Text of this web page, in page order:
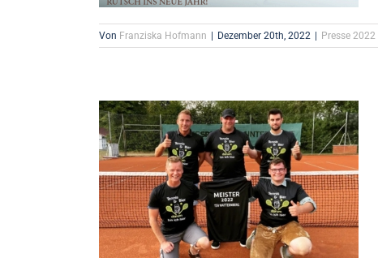
Von Franziska Hofmann Dezember 20th, 2022 Presse 2022